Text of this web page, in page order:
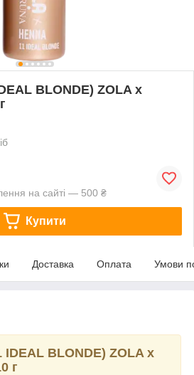
BLONDE) ZOLA х
на сайті — 500 ₴
Купити
Доставка Оплата Умови
IDEAL BLONDE) ZOLA х
г